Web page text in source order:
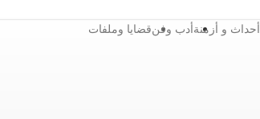
قضايا وملفاتأدب وفنأحداث و أزمنة